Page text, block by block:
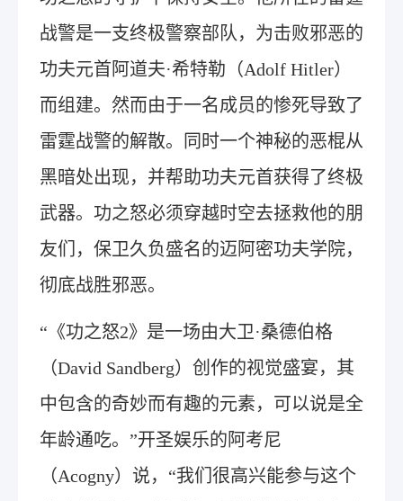
战警是一支终极警察部队，为击败邪恶的
功夫元首阿道夫·希特勒（Adolf Hitler）
而组建。然而由于一名成员的惨死导致了
雷霆战警的解散。同时一个神秘的恶棍从
黑暗处出现，并帮助功夫元首获得了终极
武器。功之怒必须穿越时空去拯救他的朋
友们，保卫久负盛名的迈阿密功夫学院，
彻底战胜邪恶。
“《功之怒2》是一场由大卫·桑德伯格
（David Sandberg）创作的视觉盛宴，其
中包含的奇妙而有趣的元素，可以说是全
年龄通吃。”开圣娱乐的阿考尼
（Acogny）说，“我们很高兴能参与这个